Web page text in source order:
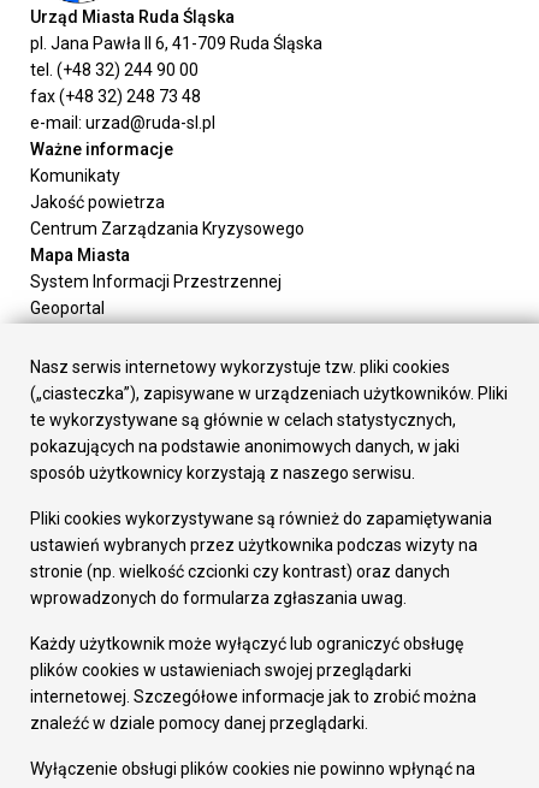
Urząd Miasta Ruda Śląska
pl. Jana Pawła II 6, 41-709 Ruda Śląska
tel. (+48 32) 244 90 00
fax (+48 32) 248 73 48
e-mail: urzad@ruda-sl.pl
Ważne informacje
Komunikaty
Jakość powietrza
Centrum Zarządzania Kryzysowego
Mapa Miasta
System Informacji Przestrzennej
Geoportal
Załatw sprawę
Prezydent Miasta
Rada Miasta
Wydziały
Elektroniczna Skrzynka Podawcza
Gospodarka
Fundusze europejskie
Środki krajowe
Oferty inwestycyjne
Pozostałe
Deklaracja dostępności
Dane osobowe
Dodaj opinię o witrynie
Nasz serwis internetowy wykorzystuje tzw. pliki cookies
(„ciasteczka”), zapisywane w urządzeniach użytkowników. Pliki
te wykorzystywane są głównie w celach statystycznych,
pokazujących na podstawie anonimowych danych, w jaki
sposób użytkownicy korzystają z naszego serwisu.
Pliki cookies wykorzystywane są również do zapamiętywania
ustawień wybranych przez użytkownika podczas wizyty na
stronie (np. wielkość czcionki czy kontrast) oraz danych
wprowadzonych do formularza zgłaszania uwag.
Każdy użytkownik może wyłączyć lub ograniczyć obsługę
plików cookies w ustawieniach swojej przeglądarki
internetowej. Szczegółowe informacje jak to zrobić można
znaleźć w dziale pomocy danej przeglądarki.
Wyłączenie obsługi plików cookies nie powinno wpłynąć na